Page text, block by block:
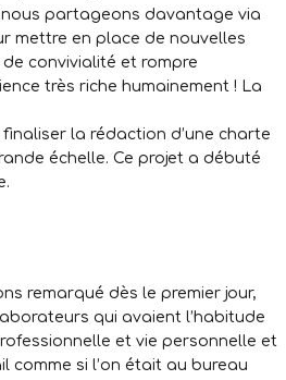
partageons davantage via
mettre en place de nouvelles
convivialité et rompre
très riche humainement ! La
la rédaction d’une charte
échelle. Ce projet a débuté
remarqué dès le premier jour,
qui avaient l’habitude
et vie personnelle et
comme si l’on était au bureau